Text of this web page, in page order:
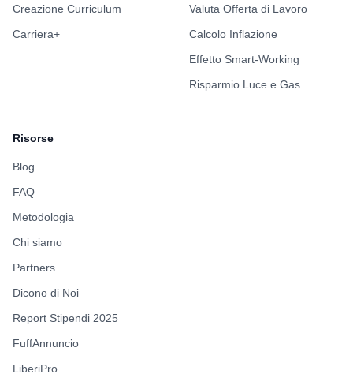
Creazione Curriculum
Carriera+
Valuta Offerta di Lavoro
Calcolo Inflazione
Effetto Smart-Working
Risparmio Luce e Gas
Risorse
Blog
FAQ
Metodologia
Chi siamo
Partners
Dicono di Noi
Report Stipendi 2025
FuffAnnuncio
LiberiPro